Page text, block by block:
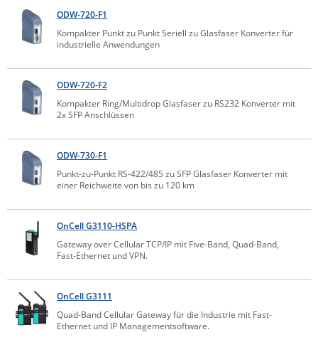
Legrand
LigoWave
Moxa
Netio
PatchSee
Power Kingdom
Raritan
Riello UPS
Siretta
SIRIO Antenne
Sunbird
ODW-720-F1
Kompakter Punkt zu Punkt Seriell zu Glasfaser Konverter für
industrielle Anwendungen
ODW-720-F2
Kompakter Ring/Multidrop Glasfaser zu RS232 Konverter mit
2x SFP Anschlüssen
ODW-730-F1
Punkt-zu-Punkt RS-422/485 zu SFP Glasfaser Konverter mit
einer Reichweite von bis zu 120 km
OnCell G3110-HSPA
Gateway over Cellular TCP/IP mit Five-Band, Quad-Band,
Fast-Ethernet und VPN.
OnCell G3111
Quad-Band Cellular Gateway für die Industrie mit Fast-
Ethernet und IP Managementsoftware.